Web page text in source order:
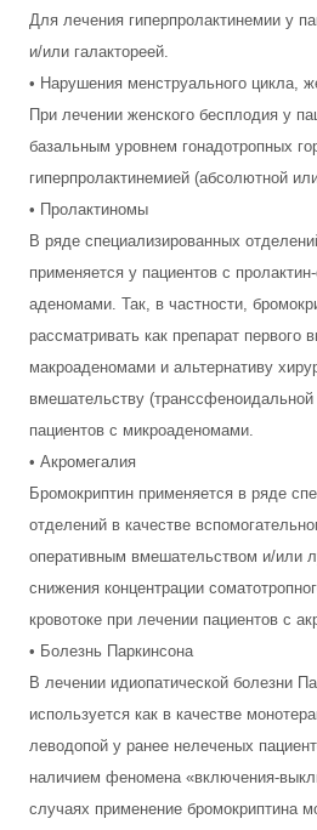
Для лечения гиперпролактинемии у
и/или галактореей.
• Нарушения менструального цикла,
При лечении женского бесплодия у
базальным уровнем гонадотропных
гиперпролактинемией (абсолютной
• Пролактиномы
В ряде специализированных
применяется у пациентов с
аденомами. Так, в частности,
рассматривать как препарат первого
макроаденомами и альтернативу
вмешательству
пациентов с микроаденомами.
• Акромегалия
Бромокриптин применяется в ряде
отделений в качестве
оперативным вмешательством и/или
снижения концентрации
кровотоке при лечении пациентов с
• Болезнь Паркинсона
В лечении идиопатической болезни
используется как в качестве
леводопой у ранее нелеченых
наличием феномена «включения-
случаях применение бромокриптина